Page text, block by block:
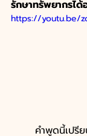
รักษาทรัพยากรได้
https://youtu.be/